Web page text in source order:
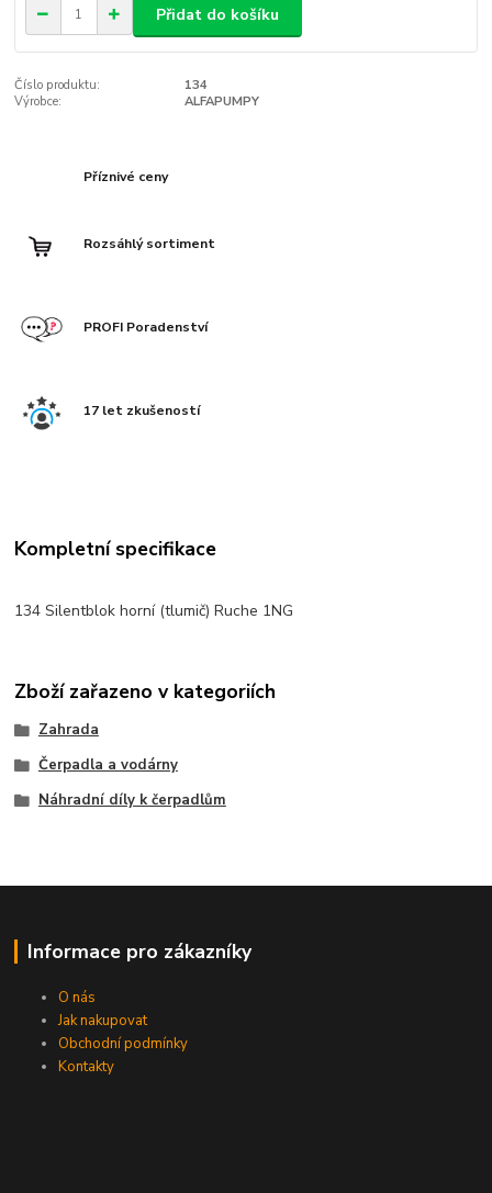
Přidat do košíku
Číslo produktu:
134
Výrobce:
ALFAPUMPY
Příznivé ceny
Rozsáhlý sortiment
PROFI Poradenství
17 let zkušeností
Kompletní specifikace
134 Silentblok horní (tlumič) Ruche 1NG
Zboží zařazeno v kategoriích
Zahrada
Čerpadla a vodárny
Náhradní díly k čerpadlům
Informace pro zákazníky
O nás
Jak nakupovat
Obchodní podmínky
Kontakty